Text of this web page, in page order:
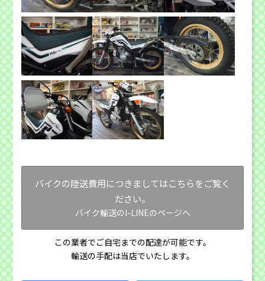
バイクの陸送費用につきましてはこちらをご覧く
ださい。
バイク輸送のI-LINEのページへ
この業者でご自宅までの配達が可能です。
輸送の手配は当店でいたします。